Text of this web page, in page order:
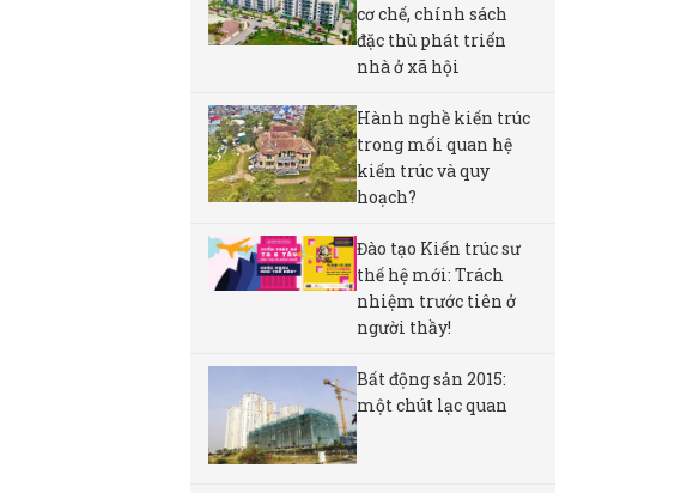
cơ chế, chính sách
đặc thù phát triển
nhà ở xã hội
Hành nghề kiến trúc
trong mối quan hệ
kiến trúc và quy
hoạch?
Đào tạo Kiến trúc sư
thế hệ mới: Trách
nhiệm trước tiên ở
người thầy!
Bất động sản 2015:
một chút lạc quan